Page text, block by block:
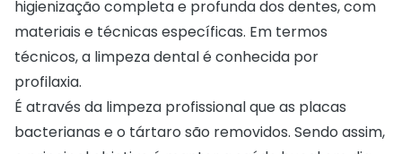
higienização completa e profunda dos dentes, com
materiais e técnicas específicas. Em termos
técnicos, a limpeza dental é conhecida por
profilaxia.
É através da limpeza profissional que as placas
bacterianas e o tártaro são removidos. Sendo assim,